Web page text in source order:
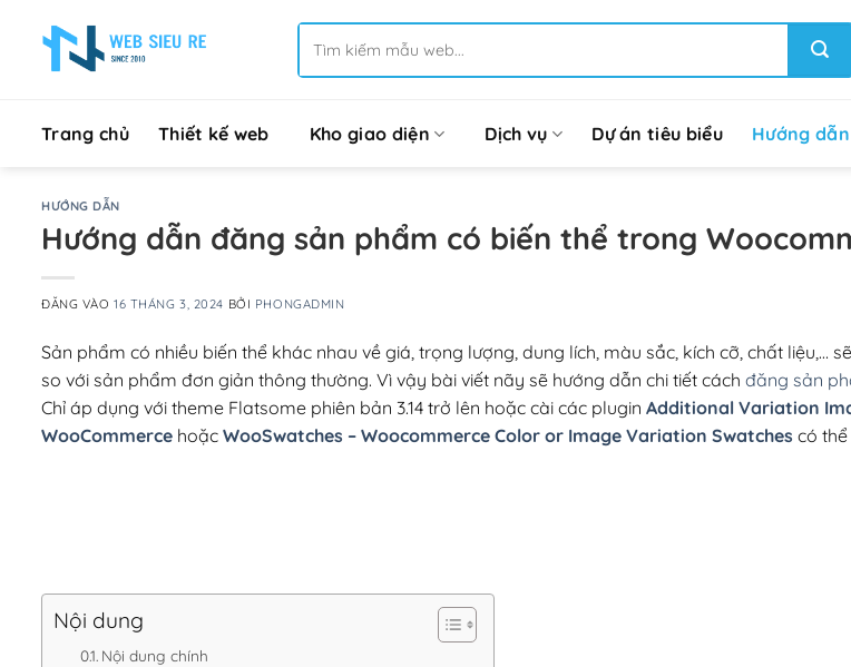
kiếm:
Trang chủ Thiết kế web Kho giao diện Dịch vụ Dự án tiêu biểu Hướng dẫn
HƯỚNG DẪN
Hướng dẫn đăng sản phẩm có biến thể trong
ĐĂNG VÀO16 THÁNG 3, 2024 BỞI PHONGADMIN
Sản phẩm có nhiều biến thể khác nhau về giá, trọng lượng, dung lích, màu sắc, kích cỡ, chất liệu,…
so với sản phẩm đơn giản thông thường. Vì vậy bài viết nãy sẽ hướng dẫn chi tiết cách đăng sản
Chỉ áp dụng với theme Flatsome phiên bản 3.14 trở lên hoặc cài các plugin Additional Variation
WooCommerce hoặc WooSwatches – Woocommerce Color or Image Variation Swatches có
Nội dung
Nội dung chính